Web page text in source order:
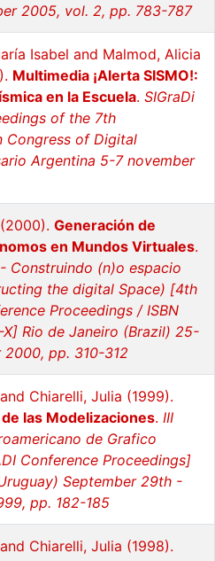
2005, vol. 2, pp. 783-787
Isabel and Malmod, Alicia
Multimedia ¡Alerta SISMO!:
en la Escuela. SIGraDi
of the 7th
Congress of Digital
Argentina 5-7 november
Generación de
en Mundos Virtuales.
- Construindo (n)o espacio
the digital Space) [4th
Proceedings / ISBN
Rio de Janeiro (Brazil) 25-
pp. 310-312
Chiarelli, Julia (1999).
las Modelizaciones. III
de Grafico
Conference Proceedings]
September 29th -
pp. 182-185
Chiarelli, Julia (1998).